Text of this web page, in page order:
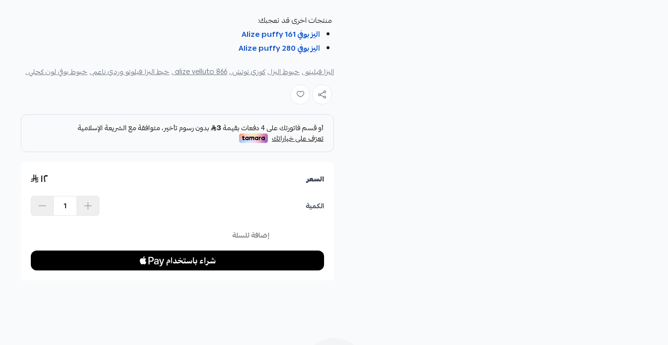
منتجات اخرى قد تعجبك:
اليز بوفي Alize puffy 161
اليز بوفي Alize puffy 280
اليزا فيليتو ,خيوط اليزا ,كوزي توتش ,alize velluto 866 , خيط اليزا فيلوتو وردي ناعم ,خيوط بوفي لون كحلي ,
السعر ١٢
الكمية
إضافة للسلة